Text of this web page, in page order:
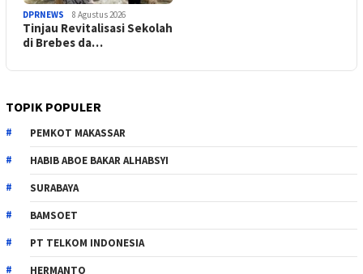
DPRNEWS 8 Agustus 2026
Tinjau Revitalisasi Sekolah
di Brebes da…
TOPIK POPULER
PEMKOT MAKASSAR
HABIB ABOE BAKAR ALHABSYI
SURABAYA
BAMSOET
PT TELKOM INDONESIA
HERMANTO